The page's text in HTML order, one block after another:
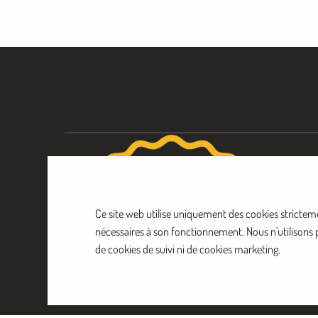
Ce site web utilise uniquement des cookies
nécessaires à son fonctionnement. Nous n'utilisons
de cookies de suivi ni de cookies marketing.